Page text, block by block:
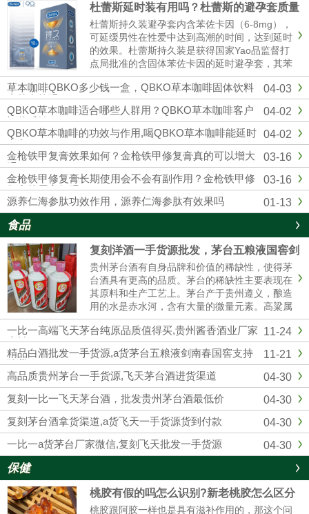
杜蕾斯延时装有用吗？杜蕾斯的避孕套质量
怎么样啊
杜蕾斯持久装避孕套内含苯佐卡因（6-8mg），
可延缓男性在性爱中达到高潮的时间，达到延时
的效果。杜蕾斯持久装是获得国家Yao品监督打
点局批准的含固体苯佐卡因的延时避孕套，其苯
佐卡因浓度符合美国FDA保举浓度以及欧洲CE
标准，用起来更安心。固态苯佐卡因在有效较低
敏感度的同时不存在外漏隐患，不用担心伴侣的
快感应感染到影响。杜蕾...
04-03
草本咖啡QBKO多少钱一盒，QBKO草本咖啡固体饮料
真的有效吗
04-02
QBKO草本咖啡适合哪些人群用？QBKO草本咖啡客户
评价反馈
04-02
QBKO草本咖啡的功效与作用,喝QBKO草本咖啡能延时
多久
03-16
金枪铁甲复膏效果如何？金枪铁甲修复膏真的可以增大
吗？
03-16
金枪铁甲修复膏长期使用会不会有副作用？金枪铁甲修
复膏使用方便吗？
01-13
源养仁海参肽功效作用，源养仁海参肽有效果吗
食品
复刻洋酒一手货源批发，茅台五粮液国窖剑
南春厂家直销
贵州茅台酒有自身品牌和价值的稀缺性，使得茅
台酒具有更高的品质。茅台的稀缺性主要表现在
其原料和生产工艺上。茅台产于贵州遵义，酿造
用的水是赤水河，含有大量的微量元素。高粱属
糯高粱，其曲独特，不易传诵。生产工艺复杂，
茅台酒要五年后才能卖。这使得茅台酒口感醇厚
纯正。精品茅台五粮液一手货源批发我们是专业
供应复刻飞天茅台酒的知名白...
11-24
一比一高端飞天茅台纯原品质值得买,贵州酱香酒业厂家
直销
11-21
精品白酒批发一手货源,a货茅台五粮液剑南春国窖支持
验货
04-30
高品质贵州茅台一手货源,飞天茅台酒进货渠道
04-30
复刻一比一飞天茅台酒，批发贵州茅台酒最低价
04-30
复刻茅台酒拿货渠道,a货飞天一手货源货到付款
04-30
一比一a货茅台厂家微信,复刻飞天批发一手货源
保健
桃胶有假的吗怎么识别?新老桃胶怎么区分
桃胶跟阿胶一样也是具有滋补作用的，那这个问